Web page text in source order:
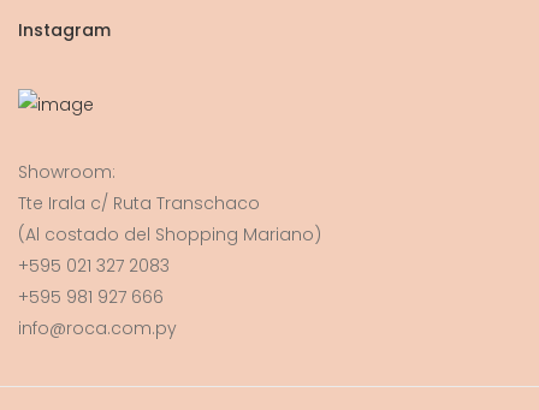
Instagram
Showroom:
Tte Irala c/ Ruta Transchaco
(Al costado del Shopping Mariano)
+595 021 327 2083
+595 981 927 666
info@roca.com.py